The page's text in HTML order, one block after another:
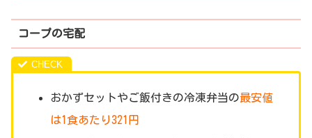
コープの宅配
おかずセットやご飯付きの冷凍弁当の最安値
は1食あたり321円